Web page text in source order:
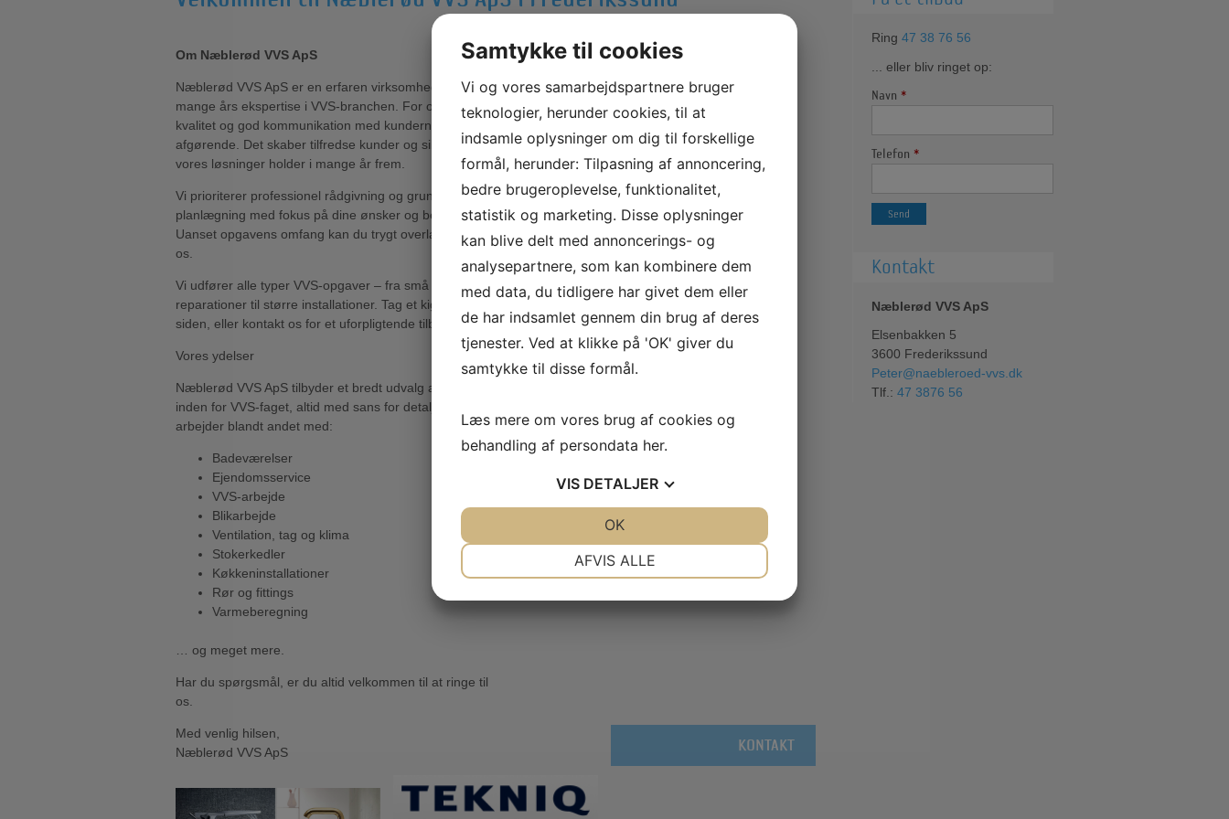
Om Næblerød VVS ApS
Næblerød VVS ApS er en erfaren virksomhed med
mange års ekspertise i VVS-branchen. For os er
kvalitet og god kommunikation med kunderne helt
afgørende. Det skaber tilfredse kunder og sikrer, at
vores løsninger holder i mange år frem.
Vi prioriterer professionel rådgivning og grundig
planlægning med fokus på dine ønsker og behov.
Uanset opgavens omfang kan du trygt overlade den til
os.
Vi udfører alle typer VVS-opgaver – fra små
reparationer til større installationer. Tag et kig rundt på
siden, eller kontakt os for et uforpligtende tilbud.
Vores ydelser
Næblerød VVS ApS tilbyder et bredt udvalg af ydelser
inden for VVS-faget, altid med sans for detaljer. Vi
arbejder blandt andet med:
Badeværelser
Ejendomsservice
VVS-arbejde
Blikarbejde
Ventilation, tag og klima
Stokerkedler
Køkkeninstallationer
Rør og fittings
Varmeberegning
… og meget mere.
Har du spørgsmål, er du altid velkommen til at ringe til
os.
Med venlig hilsen,
Næblerød VVS ApS
KONTAKT
Ring 47 38 76 56
... eller bliv ringet op:
Navn *
Telefon *
Kontakt
Næblerød VVS ApS
Elsenbakken 5
3600 Frederikssund
Peter@naebleroed-vvs.dk
Tlf.: 47 3876 56
Samtykke til cookies
Vi og vores samarbejdspartnere bruger
teknologier, herunder cookies, til at
indsamle oplysninger om dig til forskellige
formål, herunder: Tilpasning af annoncering,
bedre brugeroplevelse, funktionalitet,
statistik og marketing. Disse oplysninger
kan blive delt med annoncerings- og
analysepartnere, som kan kombinere dem
med data, du tidligere har givet dem eller
de har indsamlet gennem din brug af deres
tjenester. Ved at klikke på 'OK' giver du
samtykke til disse formål.
Læs mere om vores brug af cookies og
behandling af persondata her.
VIS DETALJER
AFVIS ALLE
OK